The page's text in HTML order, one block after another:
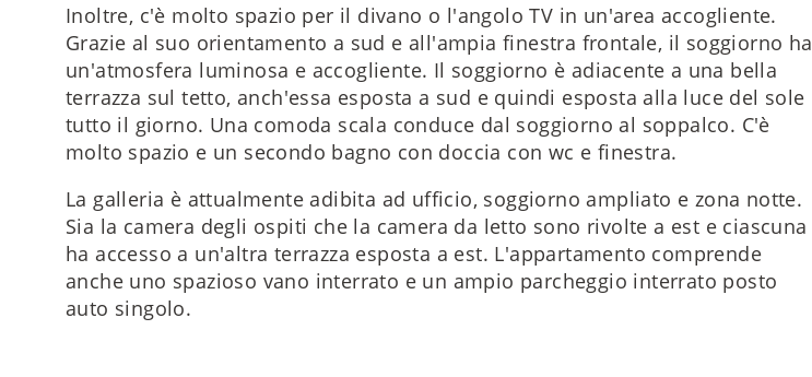
Inoltre, c'è molto spazio per il divano o l'angolo TV in un'area accogliente.
Grazie al suo orientamento a sud e all'ampia finestra frontale, il soggiorno ha
un'atmosfera luminosa e accogliente. Il soggiorno è adiacente a una bella
terrazza sul tetto, anch'essa esposta a sud e quindi esposta alla luce del sole
tutto il giorno. Una comoda scala conduce dal soggiorno al soppalco. C'è
molto spazio e un secondo bagno con doccia con wc e finestra.
La galleria è attualmente adibita ad ufficio, soggiorno ampliato e zona notte.
Sia la camera degli ospiti che la camera da letto sono rivolte a est e ciascuna
ha accesso a un'altra terrazza esposta a est. L'appartamento comprende
anche uno spazioso vano interrato e un ampio parcheggio interrato posto
auto singolo.